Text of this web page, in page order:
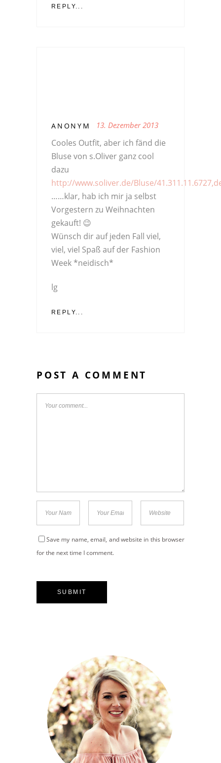
REPLY...
ANONYM 13. Dezember 2013
Cooles Outfit, aber ich fänd die
Bluse von s.Oliver ganz cool
dazu
http://www.soliver.de/Bluse/
……klar, hab ich mir ja selbst
Vorgestern zu Weihnachten
gekauft! 😉
Wünsch dir auf jeden Fall viel,
viel, viel Spaß auf der Fashion
Week *neidisch*
lg
REPLY...
POST A COMMENT
Save my name, email, and website in this browser
for the next time I comment.